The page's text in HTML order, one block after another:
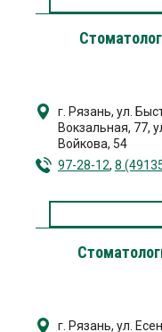
г. Рязань, ул.
Вокзальная, 77,
Войкова, 54
97-28-12, 8
г. Рязань, ул.